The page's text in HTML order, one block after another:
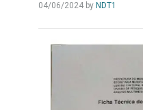
04/06/2024by NDT1